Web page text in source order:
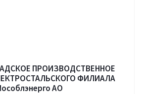
ПРОИЗВОДСТВЕННОЕ
ФИЛИАЛА
АО